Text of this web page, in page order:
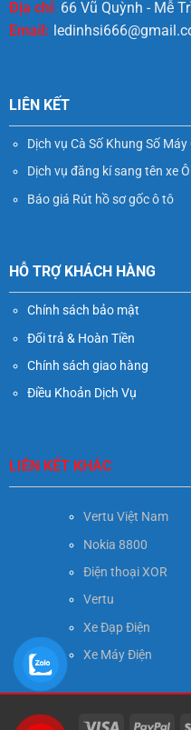
Địa chỉ: 66 Vũ Quỳnh - Mễ
Email:
LIÊN KẾT
Dịch vụ Cà Số Khung Số Máy
Dịch vụ đăng kí sang tên xe
Báo giá Rút hồ sơ gốc ô tô
HỖ TRỢ KHÁCH HÀNG
Chính sách bảo mật
Đổi trả & Hoàn Tiền
Chính sách giao hàng
Điều Khoản Dịch Vụ
LIÊN KẾT KHÁC
Vertu Việt Nam
Nokia 8800
Điện thoại XOR
Vertu
Xe Đạp Điện
Xe Máy Điện